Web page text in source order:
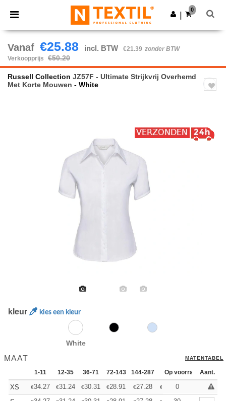
× Ntextil-app
Betere prijzen in de app!
Download app
0
Vanaf €25.88 incl. BTW €21.39 zonder BTW
Verkoopprijs
€50.20
Russell Collection JZ57F - Ultimate Strijkvrij Overhemd
Met Korte Mouwen - White
kleur kies een kleur
White
MAAT MATENTABEL
1-11 12-35 36-71 72-143 144-287 288 + Meer
Op voorraadAant.
XS €34.27 €31.24 €30.31 €28.91 €27.28 € 25.88
0